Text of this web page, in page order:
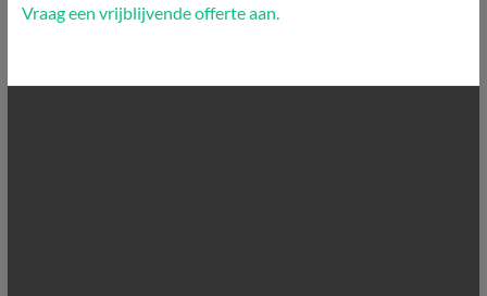
Vraag een vrijblijvende offerte aan.